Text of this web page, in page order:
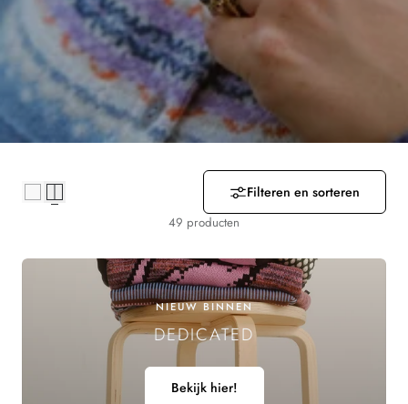
R
Z
A
M
E
L
I
Filteren en sorteren
49 producten
NIEUW BINNEN
DEDICATED
Bekijk hier!